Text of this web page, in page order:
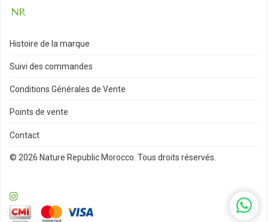
Histoire de la marque
Suivi des commandes
Conditions Générales de Vente
Points de vente
Contact
© 2026 Nature Republic Morocco. Tous droits réservés.